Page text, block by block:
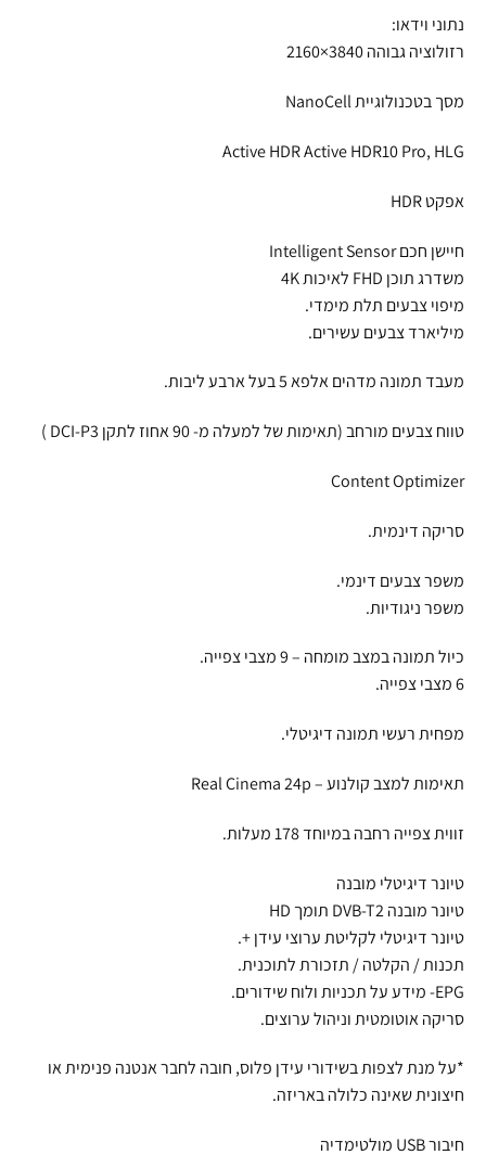
נתוני וידאו:
רזולוציה גבוהה 3840×2160
מסך בטכנולוגיית NanoCell
Active HDR Active HDR10 Pro, HLG
אפקט HDR
חיישן חכם Intelligent Sensor
משדרג תוכן FHD לאיכות 4K
מיפוי צבעים תלת מימדי.
מיליארד צבעים עשירים.
מעבד תמונה מדהים אלפא 5 בעל ארבע ליבות.
טווח צבעים מורחב (תאימות של למעלה מ- 90 אחוז לתקן DCI-P3 )
Content Optimizer
סריקה דינמית.
משפר צבעים דינמי.
משפר ניגודיות.
כיול תמונה במצב מומחה – 9 מצבי צפייה.
6 מצבי צפייה.
מפחית רעשי תמונה דיגיטלי.
תאימות למצב קולנוע – Real Cinema 24p
זווית צפייה רחבה במיוחד 178 מעלות.
טיונר דיגיטלי מובנה
טיונר מובנה DVB-T2 תומך HD
טיונר דיגיטלי לקליטת ערוצי עידן +.
תכנות / הקלטה / תזכורת לתוכנית.
EPG- מידע על תכניות ולוח שידורים.
סריקה אוטומטית וניהול ערוצים.
*על מנת לצפות בשידורי עידן פלוס, חובה לחבר אנטנה פנימית או
חיצונית שאינה כלולה באריזה.
חיבור USB מולטימדיה